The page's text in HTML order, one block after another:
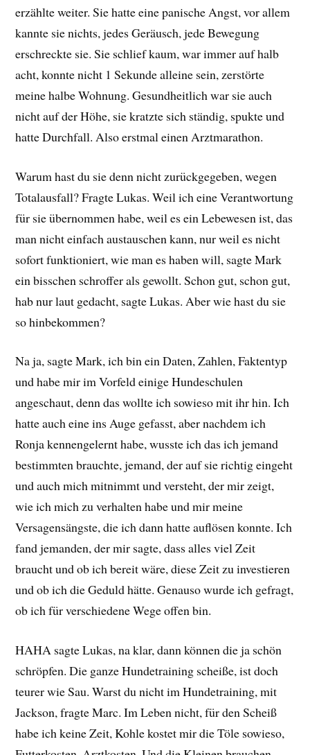
erzählte weiter. Sie hatte eine panische Angst, vor allem
kannte sie nichts, jedes Geräusch, jede Bewegung
erschreckte sie. Sie schlief kaum, war immer auf halb
acht, konnte nicht 1 Sekunde alleine sein, zerstörte
meine halbe Wohnung. Gesundheitlich war sie auch
nicht auf der Höhe, sie kratzte sich ständig, spukte und
hatte Durchfall. Also erstmal einen Arztmarathon.
Warum hast du sie denn nicht zurückgegeben, wegen
Totalausfall? Fragte Lukas. Weil ich eine Verantwortung
für sie übernommen habe, weil es ein Lebewesen ist, das
man nicht einfach austauschen kann, nur weil es nicht
sofort funktioniert, wie man es haben will, sagte Mark
ein bisschen schroffer als gewollt. Schon gut, schon gut,
hab nur laut gedacht, sagte Lukas. Aber wie hast du sie
so hinbekommen?
Na ja, sagte Mark, ich bin ein Daten, Zahlen, Faktentyp
und habe mir im Vorfeld einige Hundeschulen
angeschaut, denn das wollte ich sowieso mit ihr hin. Ich
hatte auch eine ins Auge gefasst, aber nachdem ich
Ronja kennengelernt habe, wusste ich das ich jemand
bestimmten brauchte, jemand, der auf sie richtig eingeht
und auch mich mitnimmt und versteht, der mir zeigt,
wie ich mich zu verhalten habe und mir meine
Versagensängste, die ich dann hatte auflösen konnte. Ich
fand jemanden, der mir sagte, dass alles viel Zeit
braucht und ob ich bereit wäre, diese Zeit zu investieren
und ob ich die Geduld hätte. Genauso wurde ich gefragt,
ob ich für verschiedene Wege offen bin.
HAHA sagte Lukas, na klar, dann können die ja schön
schröpfen. Die ganze Hundetraining scheiße, ist doch
teurer wie Sau. Warst du nicht im Hundetraining, mit
Jackson, fragte Marc. Im Leben nicht, für den Scheiß
habe ich keine Zeit, Kohle kostet mir die Töle sowieso,